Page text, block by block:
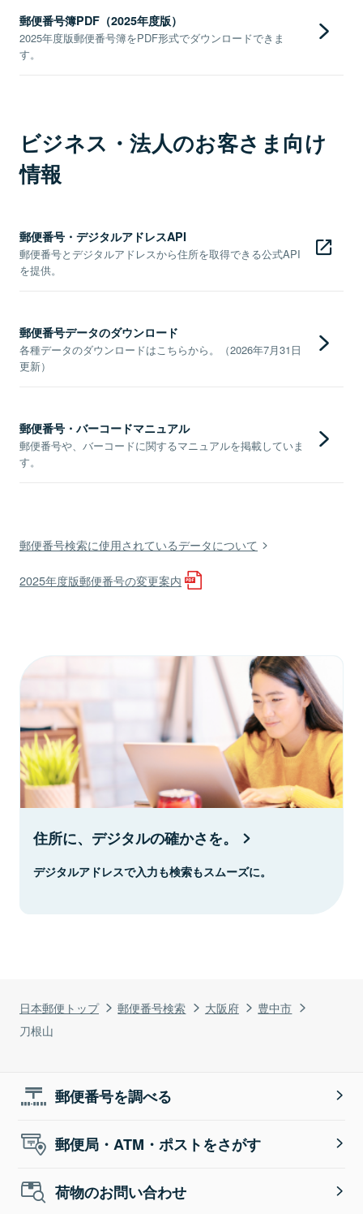
日本郵便トップ 郵便番号検索 大阪府
豊中市
刀根山
郵便番号簿PDF（2025年度版）
2025年度版郵便番号簿をPDF形式でダウンロードできま
す。
ビジネス・法人のお客さま向け
情報
郵便番号・デジタルアドレスAPI
郵便番号とデジタルアドレスから住所を取得できる公式API
を提供。
郵便番号データのダウンロード
各種データのダウンロードはこちらから。（2026年7月31日
更新）
郵便番号・バーコードマニュアル
郵便番号や、バーコードに関するマニュアルを掲載していま
す。
郵便番号検索に使用されているデータについて
2025年度版郵便番号の変更案内
住所に、デジタルの確かさを。
デジタルアドレスで入力も検索もスムーズに。
郵便番号を調べる
郵便局・ATM・ポストをさがす
荷物のお問い合わせ